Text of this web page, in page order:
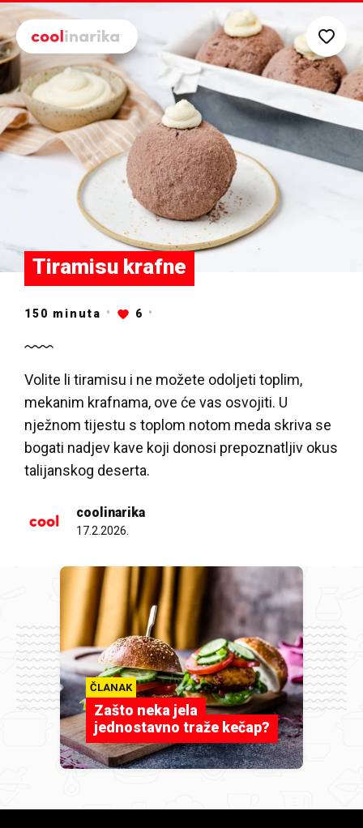
Preskoči na glavni sadržaj
Tiramisu krafne
150 minuta 6
Volite li tiramisu i ne možete odoljeti toplim,
mekanim krafnama, ove će vas osvojiti. U
nježnom tijestu s toplom notom meda skriva se
bogati nadjev kave koji donosi prepoznatljiv okus
talijanskog deserta.
coolinarika
17.2.2026.
ČLANAK
Zašto neka jela
jednostavno traže kečap?